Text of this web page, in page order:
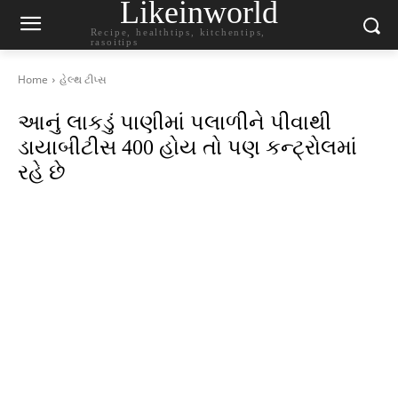
Likeinworld
Recipe, healthtips, kitchentips,
rasoitips
Home હેલ્થ ટીપ્સ
આનું લાકડું પાણીમાં પલાળીને પીવાથી
ડાયાબીટીસ 400 હોય તો પણ કન્ટ્રોલમાં
રહે છે